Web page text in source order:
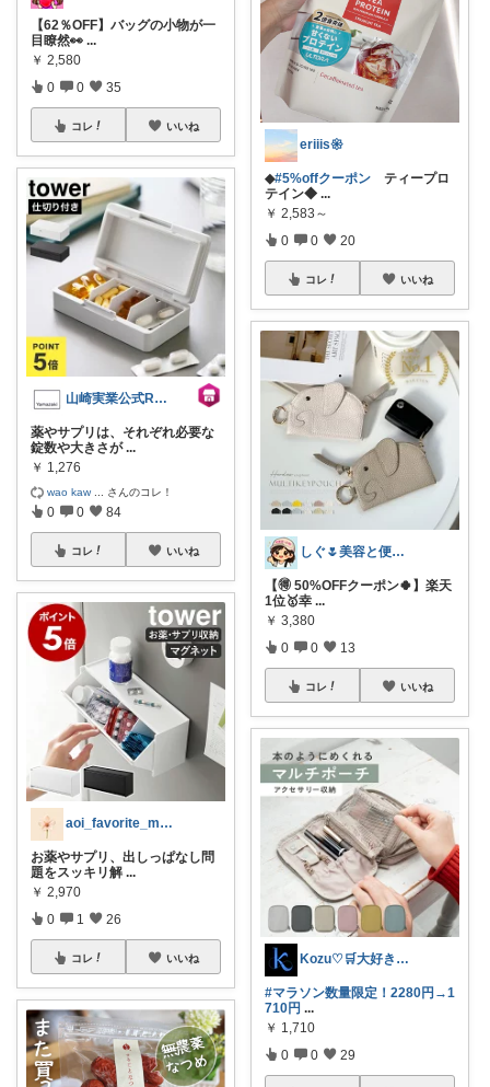
【62％OFF】バッグの小物が一
目瞭然👀 ...
￥ 2,580
0 0 35
コレ いいね
山崎実業公式ROOM
薬やサプリは、それぞれ必要な
錠数や大きさが ...
￥ 1,276
wao kaw さんのコレ！
0 0 84
コレ いいね
aoi_favorite_memo
お薬やサプリ、出しっぱなし問
題をスッキリ解 ...
￥ 2,970
0 1 26
コレ いいね
eriiis𑁍
◆#5%offクーポン ティープロ
テイン◆ ...
￥ 2,583～
0 0 20
コレ いいね
しぐ🌷美容と便利な小物🍀
【🉐 50%OFFクーポン🍀】楽天
1位🥇幸 ...
￥ 3,380
0 0 13
コレ いいね
Kozu♡🛒大好き😆💕
#マラソン数量限定！2280円→1
710円 ...
￥ 1,710
0 0 29